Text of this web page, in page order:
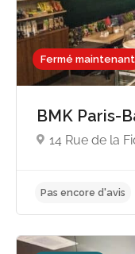
Pas encore
Fermé maintenant
BMK Paris-
14 Rue de la